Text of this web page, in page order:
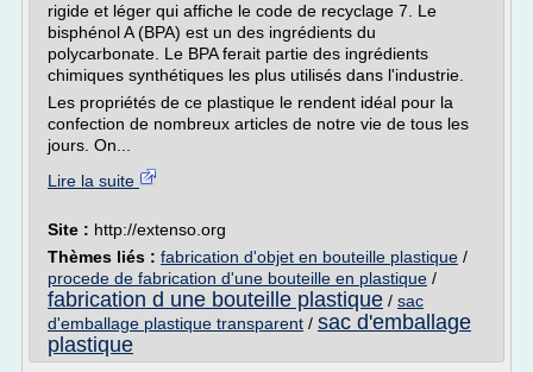
rigide et léger qui affiche le code de recyclage 7. Le
bisphénol A (BPA) est un des ingrédients du
polycarbonate. Le BPA ferait partie des ingrédients
chimiques synthétiques les plus utilisés dans l'industrie.
Les propriétés de ce plastique le rendent idéal pour la
confection de nombreux articles de notre vie de tous les
jours. On...
Lire la suite
Site : http://extenso.org
Thèmes liés : fabrication d'objet en bouteille plastique /
procede de fabrication d'une bouteille en plastique /
fabrication d une bouteille plastique / sac
d'emballage plastique transparent / sac d'emballage
plastique